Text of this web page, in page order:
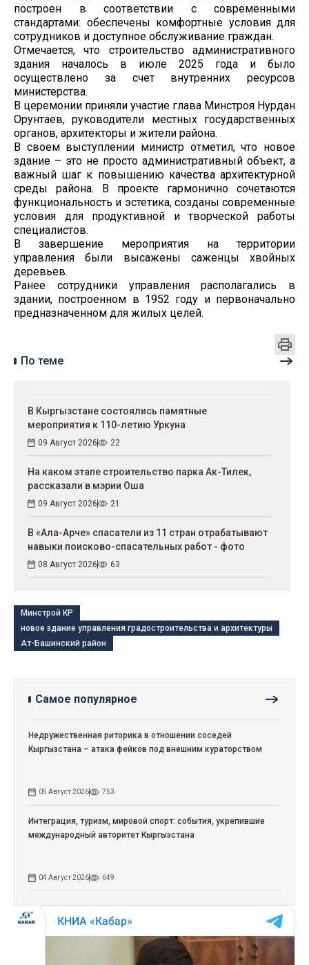
построен в соответствии с современными
стандартами: обеспечены комфортные условия для
сотрудников и доступное обслуживание граждан.
Отмечается, что строительство административного
здания началось в июле 2025 года и было
осуществлено за счет внутренних ресурсов
министерства.
В церемонии приняли участие глава Минстроя Нурдан
Орунтаев, руководители местных государственных
органов, архитекторы и жители района.
В своем выступлении министр отметил, что новое
здание – это не просто административный объект, а
важный шаг к повышению качества архитектурной
среды района. В проекте гармонично сочетаются
функциональность и эстетика, созданы современные
условия для продуктивной и творческой работы
специалистов.
В завершение мероприятия на территории
управления были высажены саженцы хвойных
деревьев.
Ранее сотрудники управления располагались в
здании, построенном в 1952 году и первоначально
предназначенном для жилых целей.
По теме
В Кыргызстане состоялись памятные
мероприятия к 110-летию Уркуна
09 Август 2026 22
На каком этапе строительство парка Ак-Тилек,
рассказали в мэрии Оша
09 Август 2026 21
В «Ала-Арче» спасатели из 11 стран отрабатывают
навыки поисково-спасательных работ - фото
08 Август 2026 63
Минстрой КР
новое здание управления градостроительства и архитектуры
Ат-Башинский район
Самое популярное
Недружественная риторика в отношении соседей
Кыргызстана – атака фейков под внешним кураторством
05 Август 2026 753
Интеграция, туризм, мировой спорт: события, укрепившие
международный авторитет Кыргызстана
04 Август 2026 649